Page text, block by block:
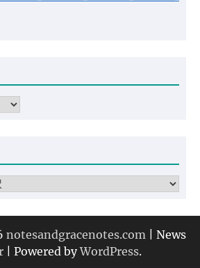
notesandgracenotes.com | News
| Powered byWordPress.